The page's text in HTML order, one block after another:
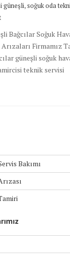
güneşli,soğuk oda
Bağcılar Soğuk
Firmamız
güneşli soğuk
teknik servisi
Bakımı